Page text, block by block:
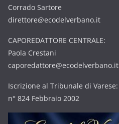
Corrado Sartore
direttore@ecodelverbano.it
CAPOREDATTORE CENTRALE:
Paola Crestani
caporedattore@ecodelverbano.it
Iscrizione al Tribunale di Varese:
n° 824 Febbraio 2002